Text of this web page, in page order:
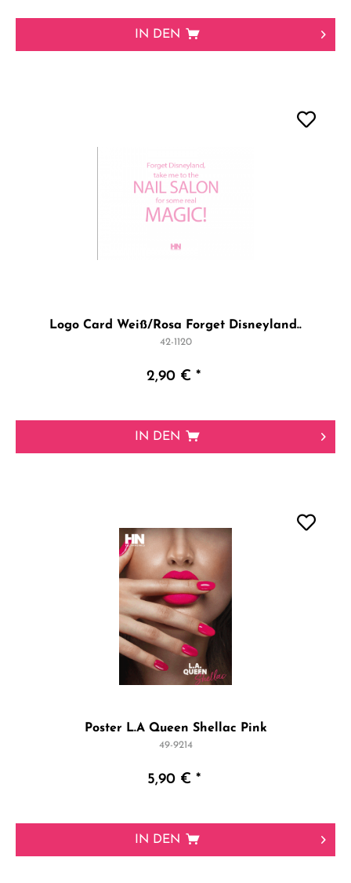
IN DEN
Logo Card Weiß/Rosa Forget Disneyland..
42-1120
2,90 € *
IN DEN
Poster L.A Queen Shellac Pink
49-9214
5,90 € *
IN DEN